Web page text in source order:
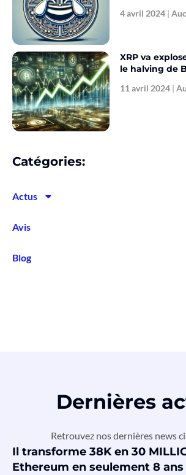
4 avril 2024
XRP va
le halving de
11 avril 2024
Catégories:
Actus
Avis
Blog
Dernières
Retrouvez nos dernières news
Il transforme 38K en 30
Ethereum en seulement 8 ans